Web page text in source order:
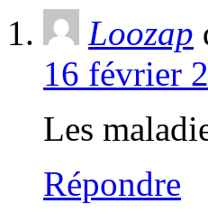
Loozap
16 février
Les
Répondre